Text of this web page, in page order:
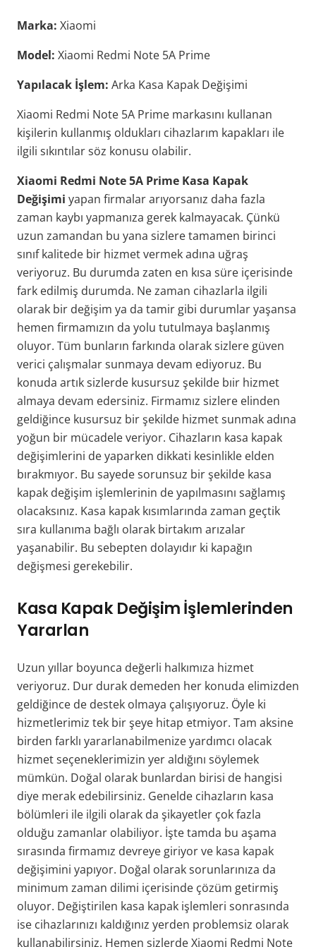
Marka: Xiaomi
Model: Xiaomi Redmi Note 5A Prime
Yapılacak İşlem: Arka Kasa Kapak Değişimi
Xiaomi Redmi Note 5A Prime markasını kullanan
kişilerin kullanmış oldukları cihazlarım kapakları ile
ilgili sıkıntılar söz konusu olabilir.
Xiaomi Redmi Note 5A Prime Kasa Kapak
Değişimi yapan firmalar arıyorsanız daha fazla
zaman kaybı yapmanıza gerek kalmayacak. Çünkü
uzun zamandan bu yana sizlere tamamen birinci
sınıf kalitede bir hizmet vermek adına uğraş
veriyoruz. Bu durumda zaten en kısa süre içerisinde
fark edilmiş durumda. Ne zaman cihazlarla ilgili
olarak bir değişim ya da tamir gibi durumlar yaşansa
hemen firmamızın da yolu tutulmaya başlanmış
oluyor. Tüm bunların farkında olarak sizlere güven
verici çalışmalar sunmaya devam ediyoruz. Bu
konuda artık sizlerde kusursuz şekilde bıir hizmet
almaya devam edersiniz. Firmamız sizlere elinden
geldiğince kusursuz bir şekilde hizmet sunmak adına
yoğun bir mücadele veriyor. Cihazların kasa kapak
değişimlerini de yaparken dikkati kesinlikle elden
bırakmıyor. Bu sayede sorunsuz bir şekilde kasa
kapak değişim işlemlerinin de yapılmasını sağlamış
olacaksınız. Kasa kapak kısımlarında zaman geçtik
sıra kullanıma bağlı olarak birtakım arızalar
yaşanabilir. Bu sebepten dolayıdır ki kapağın
değişmesi gerekebilir.
Kasa Kapak Değişim İşlemlerinden
Yararlan
Uzun yıllar boyunca değerli halkımıza hizmet
veriyoruz. Dur durak demeden her konuda elimizden
geldiğince de destek olmaya çalışıyoruz. Öyle ki
hizmetlerimiz tek bir şeye hitap etmiyor. Tam aksine
birden farklı yararlanabilmenize yardımcı olacak
hizmet seçeneklerimizin yer aldığını söylemek
mümkün. Doğal olarak bunlardan birisi de hangisi
diye merak edebilirsiniz. Genelde cihazların kasa
bölümleri ile ilgili olarak da şikayetler çok fazla
olduğu zamanlar olabiliyor. İşte tamda bu aşama
sırasında firmamız devreye giriyor ve kasa kapak
değişimini yapıyor. Doğal olarak sorunlarınıza da
minimum zaman dilimi içerisinde çözüm getirmiş
oluyor. Değiştirilen kasa kapak işlemleri sonrasında
ise cihazlarınızı kaldığınız yerden problemsiz olarak
kullanabilirsiniz. Hemen sizlerde Xiaomi Redmi Note